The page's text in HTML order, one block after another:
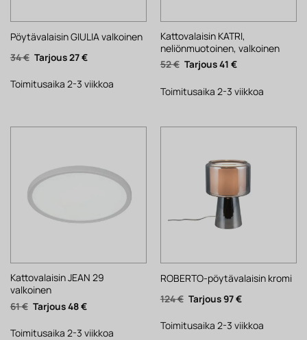
Pöytävalaisin GIULIA valkoinen
34€ Alkuperäinen
hinta
34 €.
27€Nykyinen
27 €.
Toimitusaika 2-3 viikkoa
Kattovalaisin KATRI,
neliönmuotoinen, valkoinen
52€ Alkuperäinen
hinta
52 €.
41 €Nykyinen
41 €.
Toimitusaika 2-3 viikkoa
Kattovalaisin JEAN 29
valkoinen
61€ Alkuperäinen
hinta
61 €.
48€Nykyinen
48 €.
Toimitusaika 2-3 viikkoa
ROBERTO-pöytävalaisin kromi
124€ Alkuperäinen
hinta
124 €.
97€Nykyinen
97 €.
Toimitusaika 2-3 viikkoa